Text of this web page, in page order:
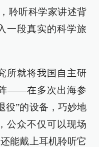
聆听科学家讲述背
一段真实的科学旅
所就将我国自主研
——在多次出海参
役”的设备，巧妙地
公众不仅可以现场
能戴上耳机聆听它